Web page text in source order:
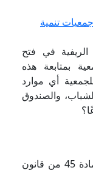
تنمية
في فتح
بمتابعة هذه
أي موارد
والصندوق
جاء في دعوى قضائية: [استنادًا إلى نص المادة 45 من قانون